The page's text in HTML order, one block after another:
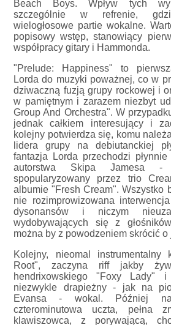
Beach Boys. Wpływ tych
szczególnie w refrenie,
wielogłosowe partie wokalne.
popisowy wstęp, stanowiący
współpracy gitary i Hammonda.
"Prelude: Happiness" to
Lorda do muzyki poważnej, co w
dziwaczną fuzją grupy rockowej i
w pamiętnym i zarazem niezbyt
Group And Orchestra". W
jednak całkiem interesujący i
kolejny potwierdza się, komu
lidera grupy na debiutanckiej
fantazja Lorda przechodzi
autorstwa Skipa Jamesa
spopularyzowany przez trio
albumie "Fresh Cream". Wszystko
nie rozimprowizowana
dysonansów i niczym
wydobywających się z
można by z powodzeniem skrócić
Kolejny, nieomal instrumentalny
Root", zaczyna riff jakby
hendrixowskiego "Foxy Lady" i
niezwykle drapieżny - jak na
Evansa - wokal. Później
czterominutowa uczta, pełna
klawiszowca, z porywającą,